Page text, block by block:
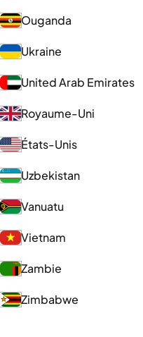
Ouganda
Ukraine
United Arab Emirates
Royaume-Uni
États-Unis
Uzbekistan
Vanuatu
Vietnam
Zambie
Zimbabwe